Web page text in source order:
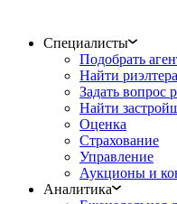
Специалисты
Подобрать
Найти риэлтера
Задать вопрос
Найти
Оценка
Страхование
Управление
Аукционы и
Аналитика